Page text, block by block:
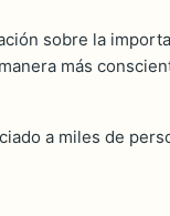
sobre la
más
a miles de